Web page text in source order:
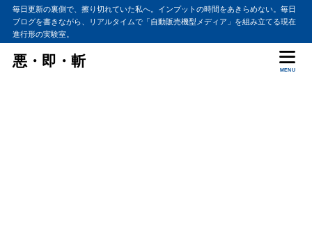
毎日更新の裏側で、擦り切れていた私へ。インプットの時間をあきらめない。毎日
ブログを書きながら、リアルタイムで「自動販売機型メディア」を組み立てる現在
進行形の実験室。
悪・即・斬
MENU